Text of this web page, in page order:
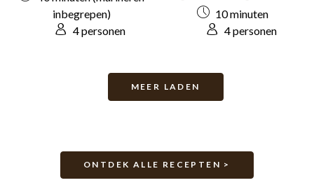
inbegrepen)
4 personen
10 minuten
4 personen
MEER LADEN
ONTDEK ALLE RECEPTEN >